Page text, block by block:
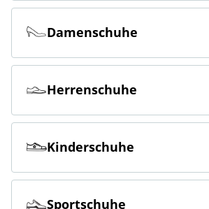
Online bestellen & kostenlos in der
Damenschuhe
Herrenschuhe
Kinderschuhe
Sportschuhe